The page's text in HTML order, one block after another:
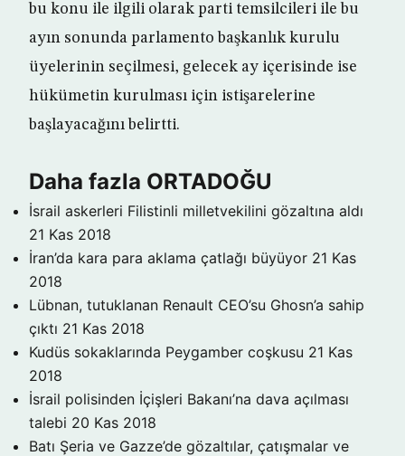
bu konu ile ilgili olarak parti temsilcileri ile bu
ayın sonunda parlamento başkanlık kurulu
üyelerinin seçilmesi, gelecek ay içerisinde ise
hükümetin kurulması için istişarelerine
başlayacağını belirtti.
Daha fazla ORTADOĞU
İsrail askerleri Filistinli milletvekilini gözaltına aldı
21 Kas 2018
İran’da kara para aklama çatlağı büyüyor 21 Kas
2018
Lübnan, tutuklanan Renault CEO’su Ghosn’a sahip
çıktı 21 Kas 2018
Kudüs sokaklarında Peygamber coşkusu 21 Kas
2018
İsrail polisinden İçişleri Bakanı’na dava açılması
talebi 20 Kas 2018
Batı Şeria ve Gazze’de gözaltılar, çatışmalar ve